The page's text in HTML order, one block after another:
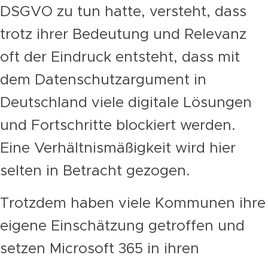
DSGVO zu tun hatte, versteht, dass
trotz ihrer Bedeutung und Relevanz
oft der Eindruck entsteht, dass mit
dem Datenschutzargument in
Deutschland viele digitale Lösungen
und Fortschritte blockiert werden.
Eine Verhältnismäßigkeit wird hier
selten in Betracht gezogen.
Trotzdem haben viele Kommunen ihre
eigene Einschätzung getroffen und
setzen Microsoft 365 in ihren